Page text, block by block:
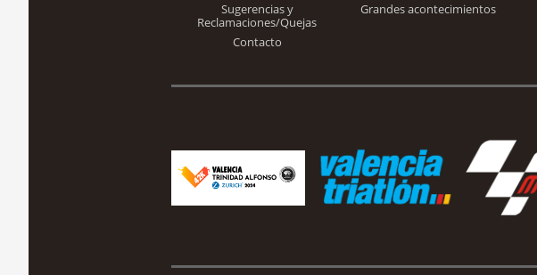
Sugerencias y
Reclamaciones/Quejas
Contacto
Grandes acontecimientos